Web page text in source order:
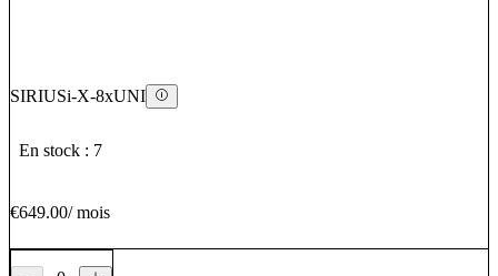
SIRIUSi-X-8xUNI
En stock : 7
€649.00/mois